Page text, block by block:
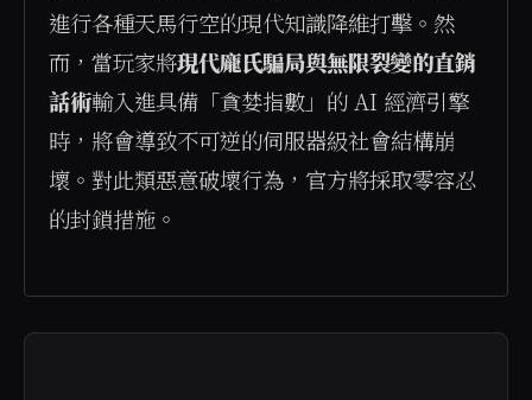
進行各種天馬行空的現代知識降維打擊。然
而，當玩家將現代龐氏騙局與無限裂變的直銷
話術輸入進具備「貪婪指數」的 AI 經濟引擎
時，將會導致不可逆的伺服器級社會結構崩
壞。對此類惡意破壞行為，官方將採取零容忍
的封鎖措施。